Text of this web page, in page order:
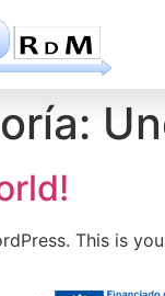
This is